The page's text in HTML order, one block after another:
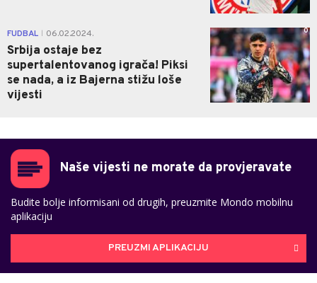
FUDBAL 06.02.2024.
Srbija ostaje bez
supertalentovanog igrača! Piksi
se nada, a iz Bajerna stižu loše
vijesti
0
Naše vijesti ne morate da provjeravate
Budite bolje informisani od drugih, preuzmite Mondo mobilnu
aplikaciju
PREUZMI APLIKACIJU